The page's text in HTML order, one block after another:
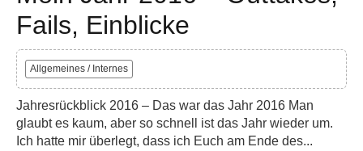
Fails, Einblicke
Allgemeines / Internes
Jahresrückblick 2016 – Das war das Jahr 2016 Man
glaubt es kaum, aber so schnell ist das Jahr wieder um.
Ich hatte mir überlegt, dass ich Euch am Ende des...